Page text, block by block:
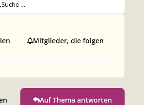
Suche …
Mitglieder, die folgen
Auf Thema antworten